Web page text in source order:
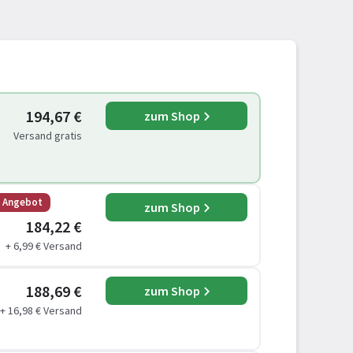
194,67 €
Versand gratis
zum Shop
184,22 €
+ 6,99 € Versand
zum Shop
188,69 €
+ 16,98 € Versand
zum Shop